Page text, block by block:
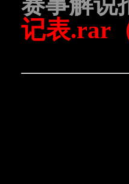
记表.rar